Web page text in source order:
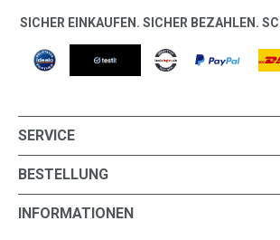
SICHER EINKAUFEN. SICHER BEZAHLEN.
SERVICE
BESTELLUNG
INFORMATIONEN